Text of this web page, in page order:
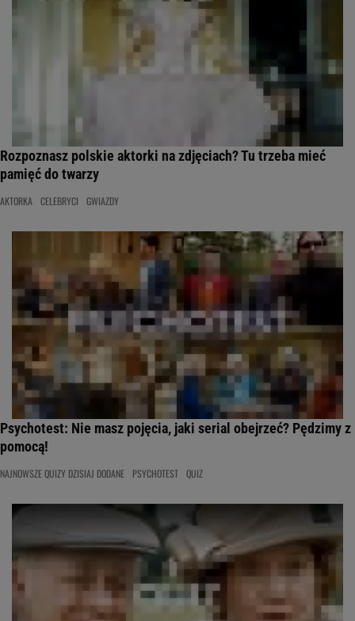
Rozpoznasz polskie aktorki na zdjęciach? Tu trzeba mieć
pamięć do twarzy
AKTORKA CELEBRYCI GWIAZDY
Psychotest: Nie masz pojęcia, jaki serial obejrzeć? Pędzimy z
pomocą!
NAJNOWSZE QUIZY DZISIAJ DODANE PSYCHOTEST QUIZ